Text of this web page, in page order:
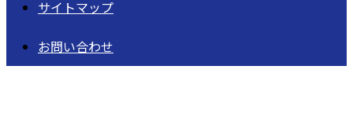
サイトマップ
お問い合わせ